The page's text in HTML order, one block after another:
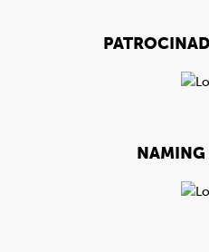
NAMING